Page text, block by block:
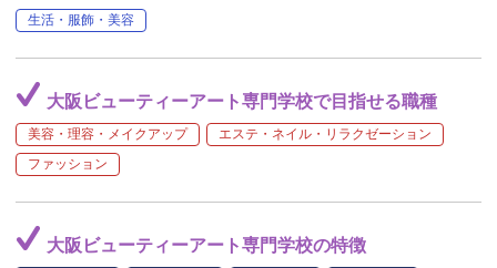
生活・服飾・美容
大阪ビューティーアート専門学校で目指せる職種
美容・理容・メイクアップ
エステ・ネイル・リラクゼーション
ファッション
大阪ビューティーアート専門学校の特徴